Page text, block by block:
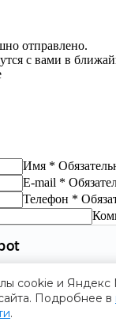
cookie и Яндекс
Подробнее в
.
отправлено.
с вами в
Имя *
E-mail *
Телефон *